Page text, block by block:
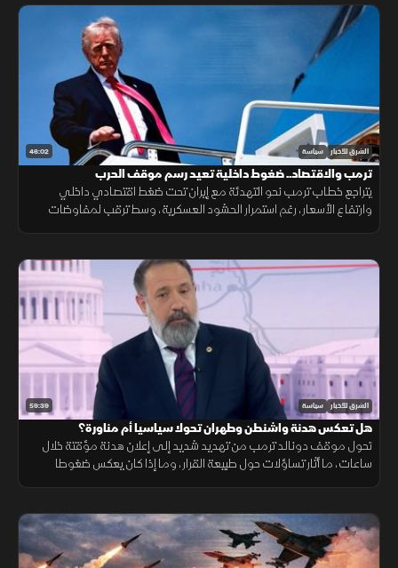
46:02 الشرق للأخبار سياسة
ترمب والاقتصاد.. ضغوط داخلية تعيد رسم موقف الحرب
يتراجع خطاب ترمب نحو التهدئة مع إيران تحت ضغط اقتصادي داخلي
وارتفاع الأسعار، رغم استمرار الحشود العسكرية، وسط ترقب لمفاوضات
59:39 الشرق للأخبار سياسة
هل تعكس هدنة واشنطن وطهران تحولا سياسيا أم مناورة؟
تحول موقف دونالد ترمب من تهديد شديد إلى إعلان هدنة مؤقتة خلال
ساعات، ما أثار تساؤلات حول طبيعة القرار، وما إذا كان يعكس ضغوطا